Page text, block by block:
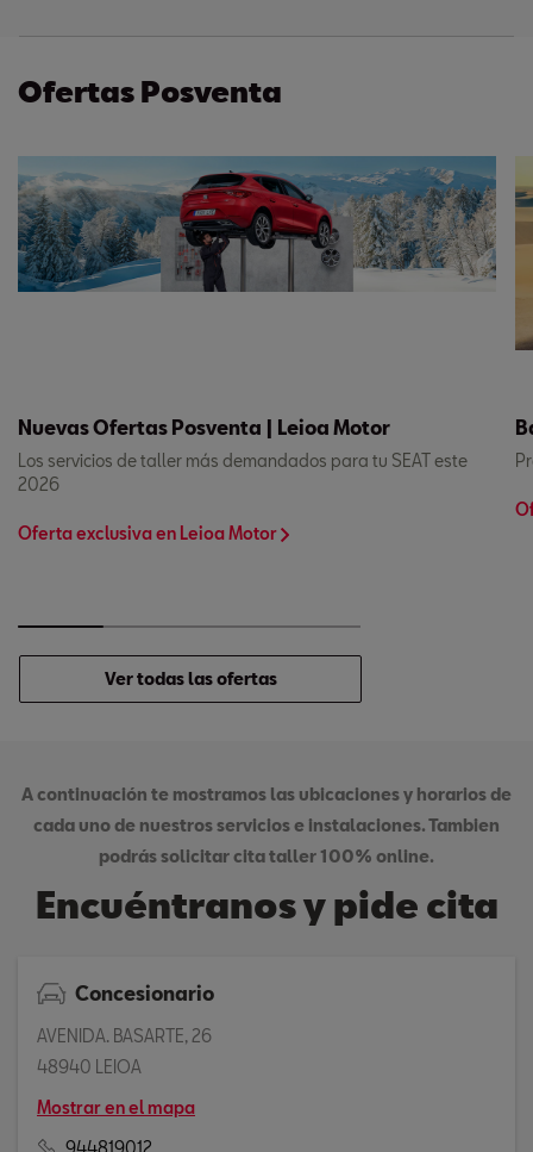
Ofertas Posventa
Nuevas Ofertas Posventa | Leioa Motor
Los servicios de taller más demandados para tu SEAT este
2026
Oferta exclusiva en Leioa Motor
Ver todas las ofertas
A continuación te mostramos las ubicaciones y horarios de
cada uno de nuestros servicios e instalaciones. Tambien
podrás solicitar cita taller 100% online.
Encuéntranos y pide cita
Concesionario
AVENIDA. BASARTE, 26
48940 LEIOA
Mostrar en el mapa